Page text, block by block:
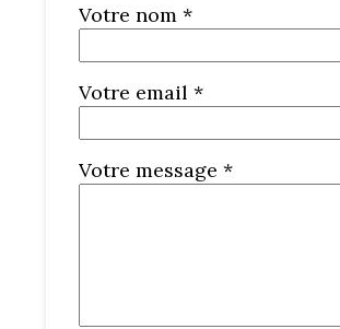
Votre nom *
Votre email *
Votre message *